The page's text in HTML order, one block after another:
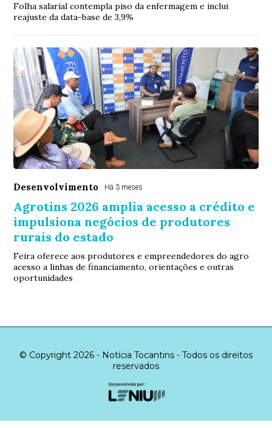
Folha salarial contempla piso da enfermagem e inclui
reajuste da data-base de 3,9%
Desenvolvimento Há 3 meses
Agrotins 2026 amplia acesso a crédito e
impulsiona negócios de produtores
rurais do estado
Feira oferece aos produtores e empreendedores do agro
acesso a linhas de financiamento, orientações e outras
oportunidades
© Copyright 2026 - Notícia Tocantins - Todos os direitos
reservados